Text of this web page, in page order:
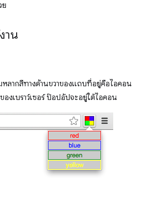
ย
าน
ลากสีทางด้านขวาของแถบที่อยู่คือไอคอน
องเบราว์เซอร์ ป๊อปอัปจะอยู่ใต้ไอคอน